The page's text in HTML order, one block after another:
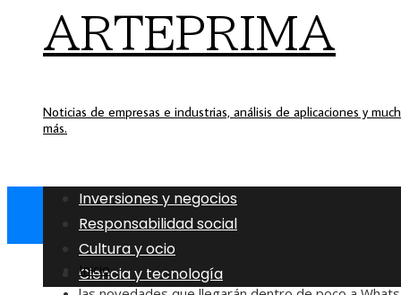
ARTEPRIMA
Noticias de empresas e industrias, análisis de aplicaciones y
más.
Inversiones y negocios
Responsabilidad social
Cultura y ocio
Ciencia y tecnología
Inicio